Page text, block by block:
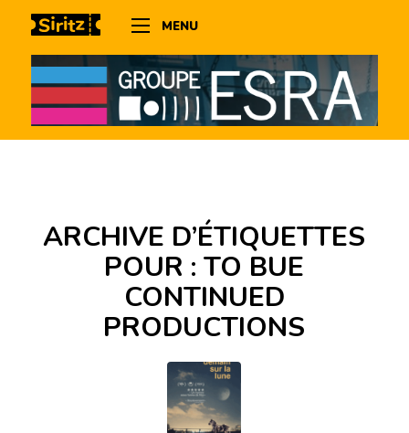
MENU
ARCHIVE D’ÉTIQUETTES
POUR :TO BUE
CONTINUED
PRODUCTIONS